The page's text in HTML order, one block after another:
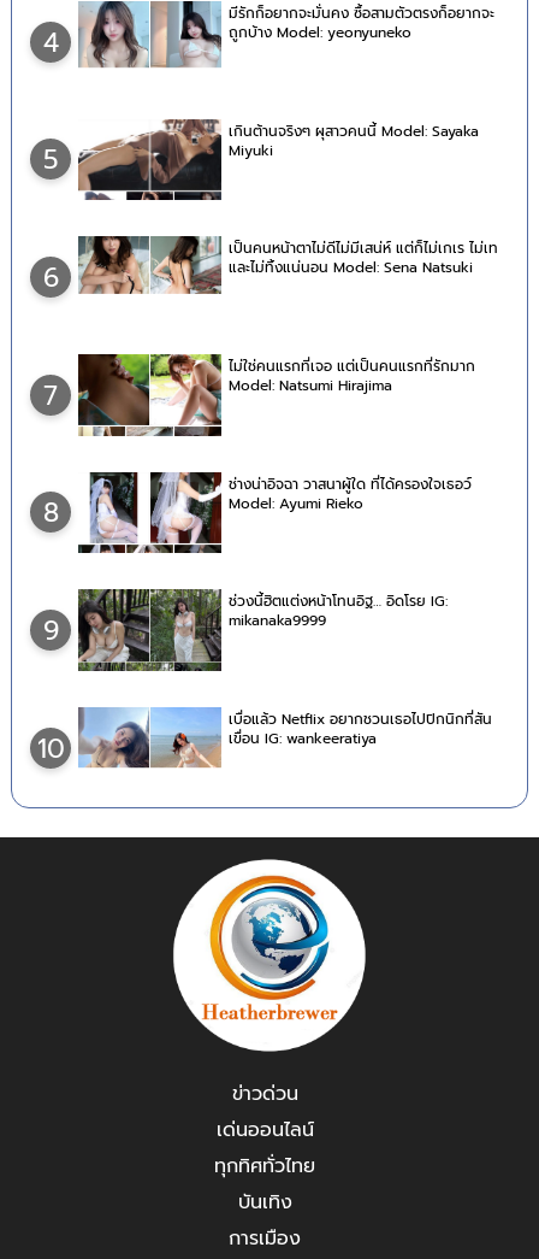
4
มีรักก็อยากจะมั่นคง ซื้อสามตัวตรงก็อยากจะ
ถูกบ้าง Model: yeonyuneko
5
เกินต้านจริงๆ ผุสาวคนนี้ Model: Sayaka
Miyuki
6
เป็นคนหน้าตาไม่ดีไม่มีเสน่ห์ แต่ก็ไม่เกเร ไม่เท
และไม่ทิ้งแน่นอน Model: Sena Natsuki
7
ไม่ใช่คนแรกที่เจอ แต่เป็นคนแรกที่รักมาก
Model: Natsumi Hirajima
8
ช่างน่าอิจฉา วาสนาผู้ใด ที่ได้ครองใจเธอว์
Model: Ayumi Rieko
9
ช่วงนี้ฮิตแต่งหน้าโทนอิฐ… อิดโรย IG:
mikanaka9999
10
เบื่อแล้ว Netflix อยากชวนเธอไปปิกนิกที่สัน
เขื่อน IG: wankeeratiya
ข่าวด่วน
เด่นออนไลน์
ทุกทิศทั่วไทย
บันเทิง
การเมือง